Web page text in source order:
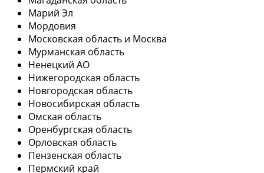
Марий Эл
Мордовия
Московская область и Москва
Мурманская область
Ненецкий АО
Нижегородская область
Новгородская область
Новосибирская область
Омская область
Оренбургская область
Орловская область
Пензенская область
Пермский край